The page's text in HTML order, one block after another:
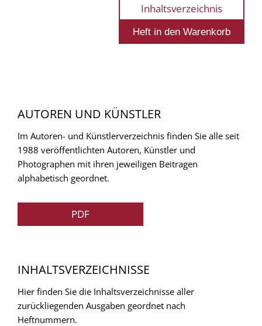
Inhaltsverzeichnis
AUTOREN UND KÜNSTLER
Im Autoren- und Künstlerverzeichnis finden Sie alle seit
1988 veröffentlichten Autoren, Künstler und
Photographen mit ihren jeweiligen Beitragen
alphabetisch geordnet.
PDF
INHALTSVERZEICHNISSE
Hier finden Sie die Inhaltsverzeichnisse aller
zurückliegenden Ausgaben geordnet nach
Heftnummern.